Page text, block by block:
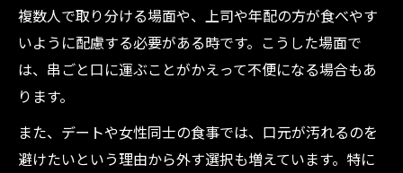
複数人で取り分ける場面や、上司や年配の方が食べやす
いように配慮する必要がある時です。こうした場面で
は、串ごと口に運ぶことがかえって不便になる場合もあ
ります。
また、デートや女性同士の食事では、口元が汚れるのを
避けたいという理由から外す選択も増えています。特に